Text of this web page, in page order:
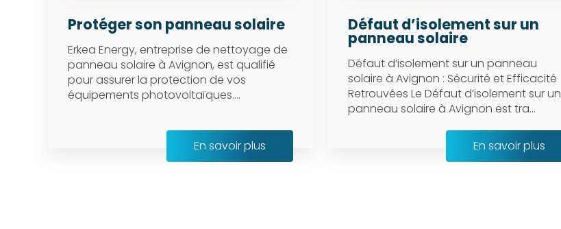
Protéger son panneau solaire
Erkea Energy, entreprise de nettoyage de
panneau solaire à Avignon, est qualifié
pour assurer la protection de vos
équipements photovoltaïques....
En savoir plus
Défaut d’isolement sur un
panneau solaire
Défaut d’isolement sur un panneau
solaire à Avignon : Sécurité et Efficacité
Retrouvées Le Défaut d’isolement sur un
panneau solaire à Avignon est tra...
En savoir plus